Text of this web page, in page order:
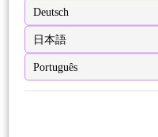
Deutsch
日本語
Português